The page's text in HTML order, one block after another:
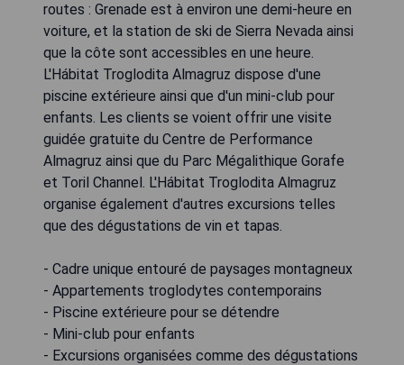
routes : Grenade est à environ une demi-heure en
voiture, et la station de ski de Sierra Nevada ainsi
que la côte sont accessibles en une heure.
L'Hábitat Troglodita Almagruz dispose d'une
piscine extérieure ainsi que d'un mini-club pour
enfants. Les clients se voient offrir une visite
guidée gratuite du Centre de Performance
Almagruz ainsi que du Parc Mégalithique Gorafe
et Toril Channel. L'Hábitat Troglodita Almagruz
organise également d'autres excursions telles
que des dégustations de vin et tapas.
- Cadre unique entouré de paysages montagneux
- Appartements troglodytes contemporains
- Piscine extérieure pour se détendre
- Mini-club pour enfants
- Excursions organisées comme des dégustations